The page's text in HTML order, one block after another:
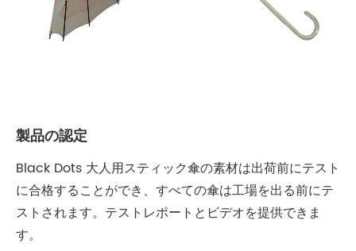
製品の認定
Black Dots 大人用スティック傘の素材は出荷前にテスト
に合格することができ、すべての傘は工場を出る前にテ
ストされます。テストレポートとビデオを提供できま
す。